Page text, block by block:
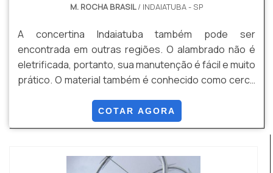
M. ROCHA BRASIL/ INDAIATUBA - SP
A concertina Indaiatuba também pode ser
encontrada em outras regiões. O alambrado não é
eletrificada, portanto, sua manutenção é fácil e muito
prático. O material também é conhecido como cerca
usado para evitar furtos ou entradas indesejadas em
residências, condomínios e empresas de todos os
alambrado é pouco e a vida útil é longa, ou seja, ...
COTAR AGORA